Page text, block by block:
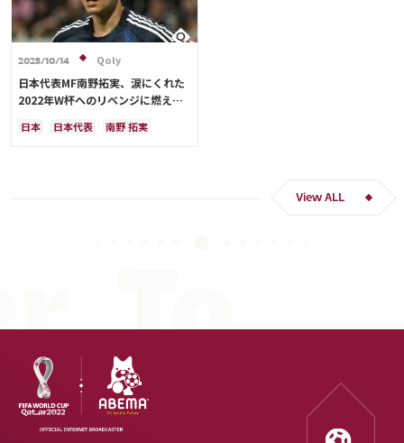
2025/10/14 Qoly
日本代表MF南野拓実、涙にくれた
2022年W杯へのリベンジに燃える
ー人生をかけた戦い」
日本 日本代表
南野 拓実
View ALL